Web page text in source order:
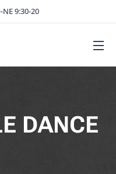
NE 9:30-20
DANCE